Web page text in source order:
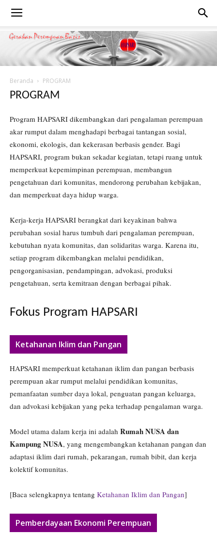
Beranda PROGRAM
PROGRAM
Program HAPSARI dikembangkan dari pengalaman perempuan
akar rumput dalam menghadapi berbagai tantangan sosial,
ekonomi, ekologis, dan kekerasan berbasis gender. Bagi
HAPSARI, program bukan sekadar kegiatan, tetapi ruang untuk
memperkuat kepemimpinan perempuan, membangun
pengetahuan dari komunitas, mendorong perubahan kebijakan,
dan memperkuat daya hidup warga.
Kerja-kerja HAPSARI berangkat dari keyakinan bahwa
perubahan sosial harus tumbuh dari pengalaman perempuan,
kebutuhan nyata komunitas, dan solidaritas warga. Karena itu,
setiap program dikembangkan melalui pendidikan,
pengorganisasian, pendampingan, advokasi, produksi
pengetahuan, serta kemitraan dengan berbagai pihak.
Fokus Program HAPSARI
Ketahanan Iklim dan Pangan
HAPSARI memperkuat ketahanan iklim dan pangan berbasis
perempuan akar rumput melalui pendidikan komunitas,
pemanfaatan sumber daya lokal, penguatan pangan keluarga,
dan advokasi kebijakan yang peka terhadap pengalaman warga.
Model utama dalam kerja ini adalah Rumah NUSA dan
Kampung NUSA, yang mengembangkan ketahanan pangan dan
adaptasi iklim dari rumah, pekarangan, rumah bibit, dan kerja
kolektif komunitas.
[Baca selengkapnya tentang Ketahanan Iklim dan Pangan]
Pemberdayaan Ekonomi Perempuan